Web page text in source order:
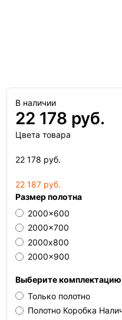
В наличии
22 178 руб.
Цвета товара
22 178 руб.
22 187 руб.
Размер полотна
2000x600
2000x700
2000х800
2000x900
Выберите комплектацию
Только полотно
Полотно Коробка